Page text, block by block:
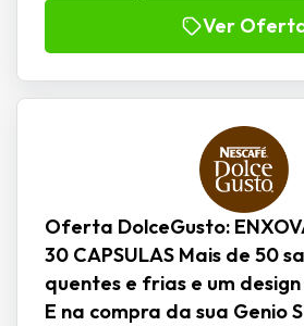
Ver
Oferta DolceGusto:
30 CAPSULAS Mais de 50
quentes e frias e um
E na compra da sua Genio